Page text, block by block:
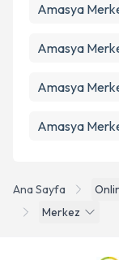
Ana Sayfa
Merkez
Amasya
Amasya
Amasya
Amasya